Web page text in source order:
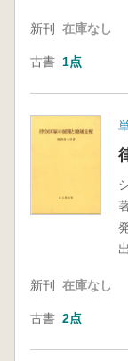
新刊 在庫なし
古書 1点
新刊 在庫なし
古書 2点